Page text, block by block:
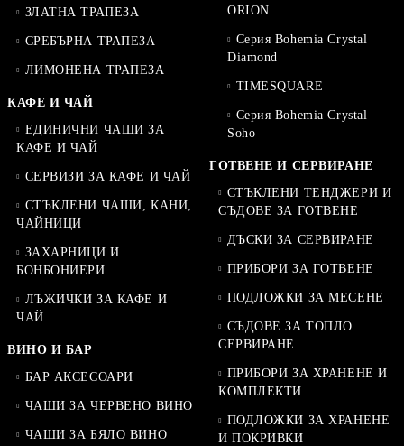
ЗЛАТНА ТРАПЕЗА
СРЕБЪРНА ТРАПЕЗА
ЛИМОНЕНА ТРАПЕЗА
КАФЕ И ЧАЙ
ЕДИНИЧНИ ЧАШИ ЗА
КАФЕ И ЧАЙ
СЕРВИЗИ ЗА КАФЕ И ЧАЙ
СТЪКЛЕНИ ЧАШИ, КАНИ,
ЧАЙНИЦИ
ЗАХАРНИЦИ И
БОНБОНИЕРИ
ЛЪЖИЧКИ ЗА КАФЕ И
ЧАЙ
ВИНО И БАР
БАР АКСЕСОАРИ
ЧАШИ ЗА ЧЕРВЕНО ВИНО
ЧАШИ ЗА БЯЛО ВИНО
ORION
Серия Bohemia Crystal
Diamond
TIMESQUARE
Серия Bohemia Crystal
Soho
ГОТВЕНЕ И СЕРВИРАНЕ
СТЪКЛЕНИ ТЕНДЖЕРИ И
СЪДОВЕ ЗА ГОТВЕНЕ
ДЪСКИ ЗА СЕРВИРАНЕ
ПРИБОРИ ЗА ГОТВЕНЕ
ПОДЛОЖКИ ЗА МЕСЕНЕ
СЪДОВЕ ЗА ТОПЛО
СЕРВИРАНЕ
ПРИБОРИ ЗА ХРАНЕНЕ И
КОМПЛЕКТИ
ПОДЛОЖКИ ЗА ХРАНЕНЕ
И ПОКРИВКИ